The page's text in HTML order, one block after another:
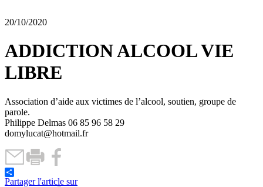
20/10/2020
ADDICTION ALCOOL VIE
LIBRE
Association d’aide aux victimes de l’alcool, soutien, groupe de
parole.
Philippe Delmas 06 85 96 58 29
domylucat@hotmail.fr
Partager l'article sur